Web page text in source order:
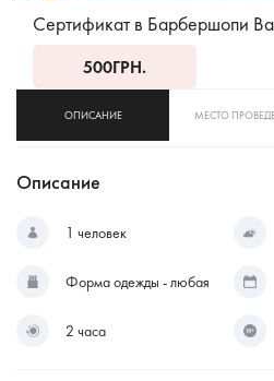
Сертификат в Барбершопи
500ГРН.
ОПИСАНИЕ МЕСТО
Описание
1 человек
Форма одежды - любая
2 часа